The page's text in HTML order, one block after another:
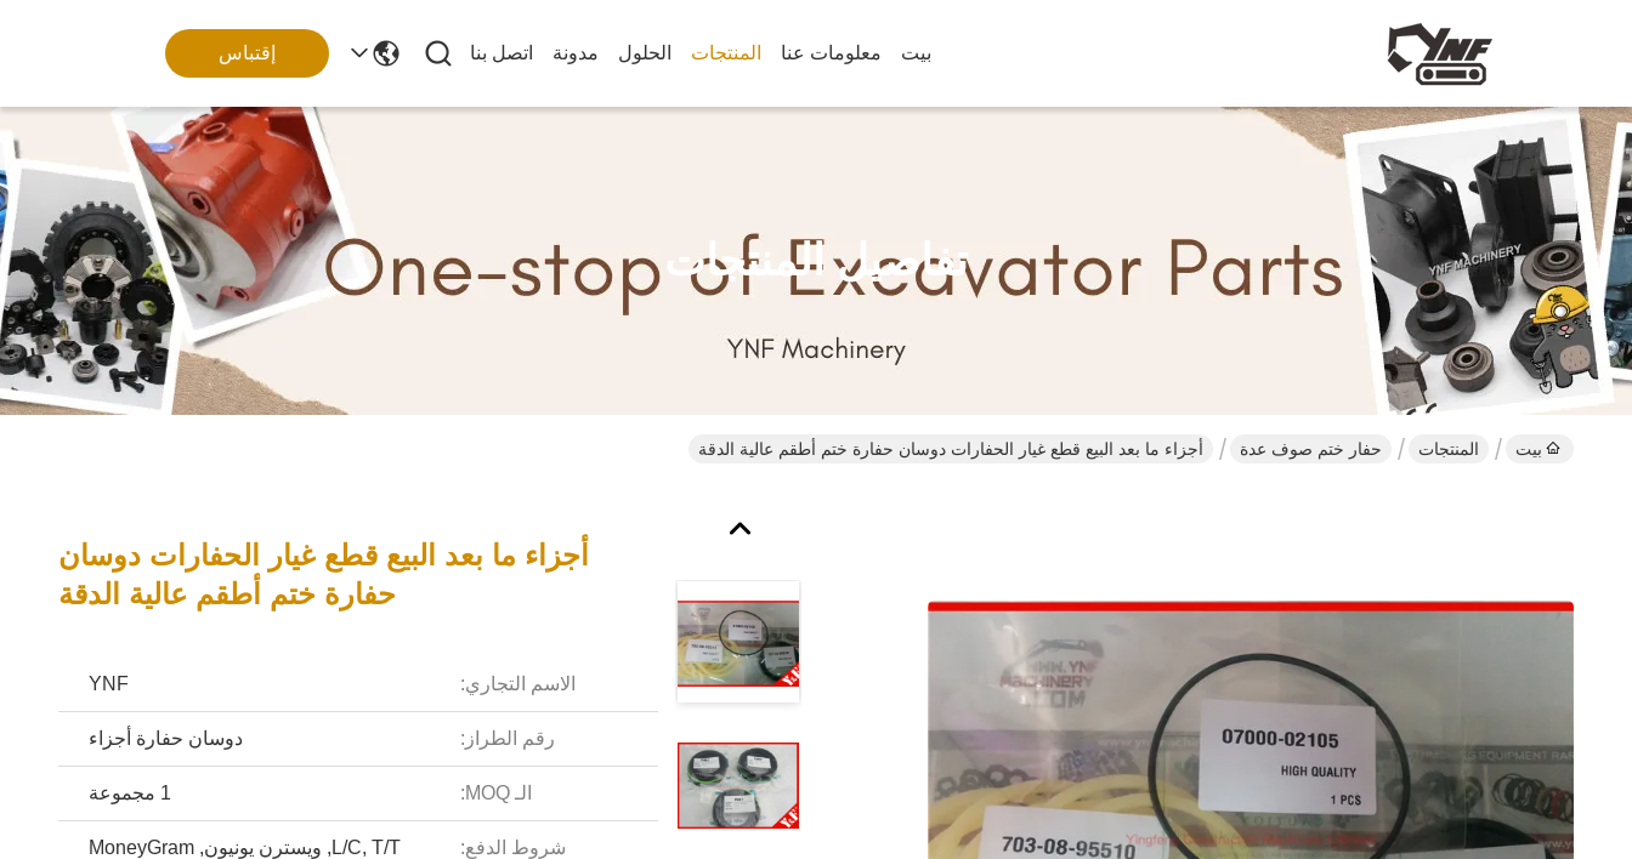
بيت معلومات عنا المنتجات الحلول مدونة اتصل بنا إقتباس
تفاصيل المنتجات
بيت المنتجات حفار ختم صوف عدة أجزاء ما بعد البيع قطع غيار الحفارات دوسان حفارة ختم أطقم عالية الدقة
أجزاء ما بعد البيع قطع غيار الحفارات دوسان
حفارة ختم أطقم عالية الدقة
الاسم التجاري: YNF
رقم الطراز: دوسان حفارة أجزاء
الـ MOQ: 1 مجموعة
شروط الدفع: L/C, T/T, ويسترن يونيون, MoneyGram